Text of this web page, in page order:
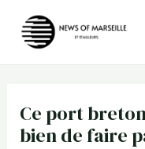
Ce port
bien de faire